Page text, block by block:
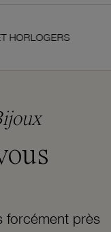
forcément près